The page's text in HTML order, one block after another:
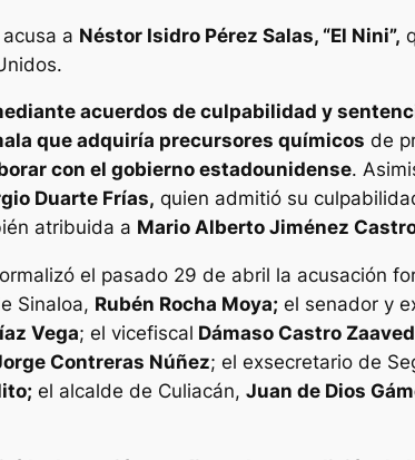
a Néstor Isidro Pérez Salas, “El Nini”,
acuerdos de culpabilidad y
que adquiría precursores químicos de
con el gobierno estadounidense.
Duarte Frías, quien admitió su
atribuida a Mario Alberto Jiménez
el pasado 29 de abril la acusación
Sinaloa, Rubén Rocha Moya; el senador y
Vega; el vicefiscal Dámaso Castro
Contreras Núñez; el exsecretario de
el alcalde de Culiacán, Juan de Dios